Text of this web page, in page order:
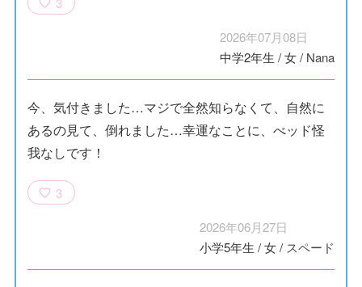
2026年07月08日
中学2年生 /女/ Nana
今、気付きました…マジで全然知らなくて、自然に
あるの見て、倒れました…幸運なことに、べッド怪
我なしです！
3
2026年06月27日
小学5年生 /女/ スペード